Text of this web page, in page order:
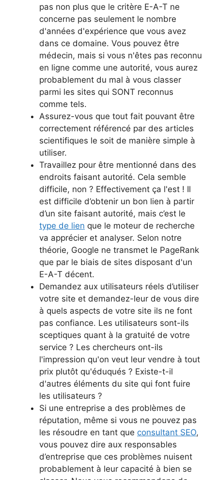
pas non plus que le critère E-A-T ne
concerne pas seulement le nombre
d'années d'expérience que vous avez
dans ce domaine. Vous pouvez être
médecin, mais si vous n'êtes pas reconnu
en ligne comme une autorité, vous aurez
probablement du mal à vous classer
parmi les sites qui SONT reconnus
comme tels.
Assurez-vous que tout fait pouvant être
correctement référencé par des articles
scientifiques le soit de manière simple à
utiliser.
Travaillez pour être mentionné dans des
endroits faisant autorité. Cela semble
difficile, non ? Effectivement ça l'est ! Il
est difficile d’obtenir un bon lien à partir
d’un site faisant autorité, mais c’est le
type de lien que le moteur de recherche
va apprécier et analyser. Selon notre
théorie, Google ne transmet le PageRank
que par le biais de sites disposant d'un
E-A-T décent.
Demandez aux utilisateurs réels d’utiliser
votre site et demandez-leur de vous dire
à quels aspects de votre site ils ne font
pas confiance. Les utilisateurs sont-ils
sceptiques quant à la gratuité de votre
service ? Les chercheurs ont-ils
l'impression qu'on veut leur vendre à tout
prix plutôt qu'éduqués ? Existe-t-il
d'autres éléments du site qui font fuire
les utilisateurs ?
Si une entreprise a des problèmes de
réputation, même si vous ne pouvez pas
les résoudre en tant que consultant SEO,
vous pouvez dire aux responsables
d’entreprise que ces problèmes nuisent
probablement à leur capacité à bien se